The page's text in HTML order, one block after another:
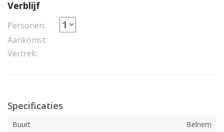
Verblijf
Personen:
Aankomst:
Vertrek:
Specificaties
Buurt
Belnem